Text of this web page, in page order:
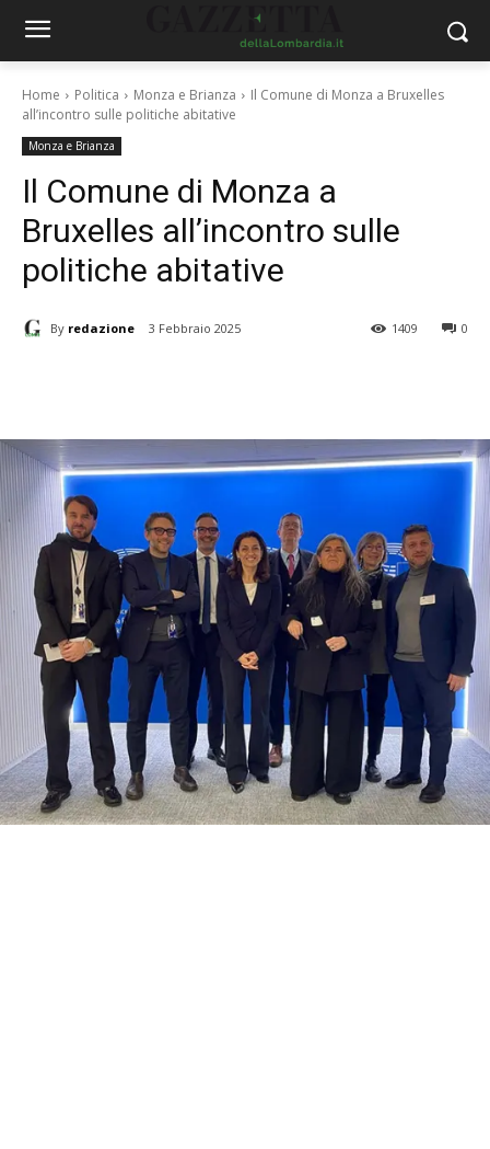
Home Politica Monza e Brianza
Il Comune di Monza a Bruxelles
all’incontro sulle politiche abitative
Monza e Brianza
Il Comune di Monza a
Bruxelles all’incontro sulle
politiche abitative
By redazione 3 Febbraio 2025 0
1409